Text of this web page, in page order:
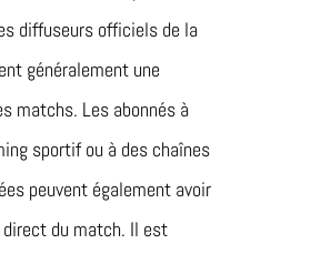
diffuseurs officiels de la
généralement une
matchs. Les abonnés à
sportif ou à des chaînes
peuvent également avoir
du match. Il est